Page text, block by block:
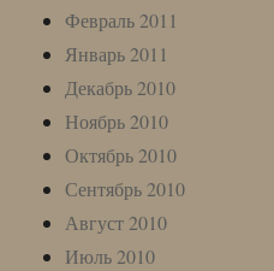
Февраль 2011
Январь 2011
Декабрь 2010
Ноябрь 2010
Октябрь 2010
Сентябрь 2010
Август 2010
Июль 2010